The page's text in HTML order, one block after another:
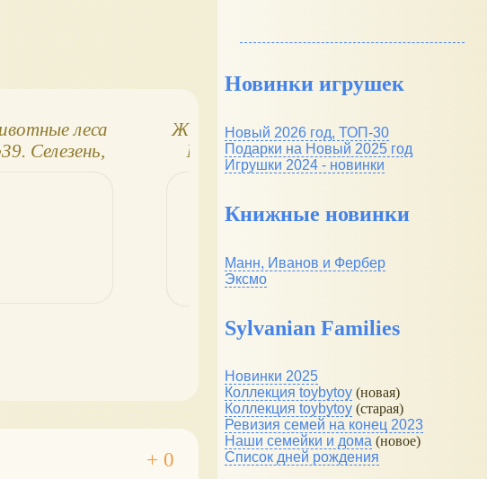
леса
Селезень,
Животные леса
№25. Утка,
нижняя часть
Животные
№65. Папа-
росомаха,
Новинки игрушек
Новый 2026 год, ТОП-30
Подарки на Новый 2025 год
Игрушки 2024 - новинки
Книжные новинки
Манн, Иванов и Фербер
Эксмо
Sylvanian Families
Новинки 2025
Коллекция toybytoy (новая)
Коллекция toybytoy (старая)
Ревизия семей на конец 2023
Наши семейки и дома (новое)
Список дней рождения